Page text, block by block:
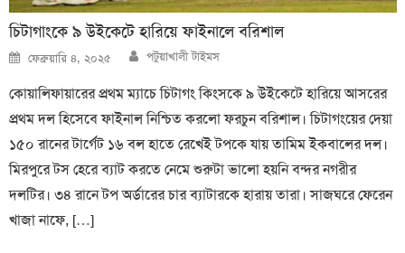
চিটাগাংকে ৯ উইকেটে হারিয়ে ফাইনালে বরিশাল
Posted
on
ফেব্রুয়ারি ৪, ২০২৫ Author
পটুয়াখালী টাইমস
কোয়ালিফায়ারের প্রথম ম্যাচে চিটাগং কিংসকে ৯ উইকেটে হারিয়ে আসরের
প্রথম দল হিসেবে ফাইনাল নিশ্চিত করলো ফরচুন বরিশাল। চিটাগংয়ের দেয়া
১৫০ রানের টার্গেট ১৬ বল হাতে রেখেই টপকে যায় তামিম ইকবালের দল।
মিরপুরে টস হেরে ব্যাট করতে নেমে শুরুটা ভালো হয়নি বন্দর নগরীর
দলটির। ৩৪ রানে টপ অর্ডারের চার ব্যাটারকে হারায় তারা। সাজঘরে ফেরেন
খাজা নাফে, […]